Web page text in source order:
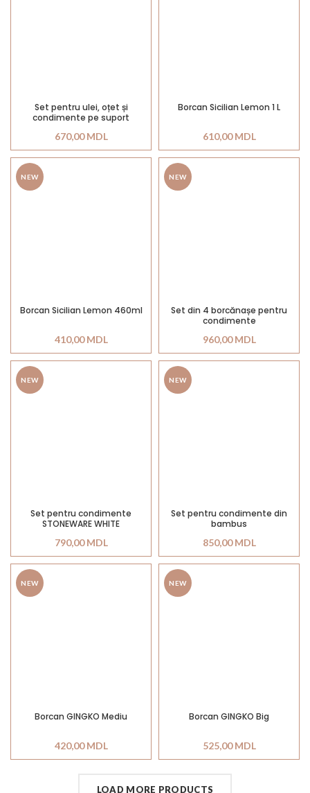
Set pentru ulei, oțet și
condimente pe suport
670,00MDL
Borcan Sicilian Lemon 1 L
610,00MDL
NEW
Borcan Sicilian Lemon 460ml
410,00MDL
NEW
Set din 4 borcănașe pentru
condimente
960,00MDL
NEW
Set pentru condimente
STONEWARE WHITE
790,00MDL
NEW
Set pentru condimente din
bambus
850,00MDL
NEW
Borcan GINGKO Mediu
420,00MDL
NEW
Borcan GINGKO Big
525,00MDL
LOAD MORE PRODUCTS